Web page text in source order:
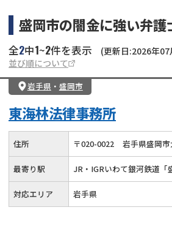
盛岡市の闇金に強い弁護
全2中1~2件を表示
(更新日:2026年07
並び順について
岩手県 ・ 盛岡市
東海林法律事務所
住所 〒020-0022 岩手県盛岡
最寄り駅 JR・IGRいわて銀河鉄道「
対応エリア 岩手県